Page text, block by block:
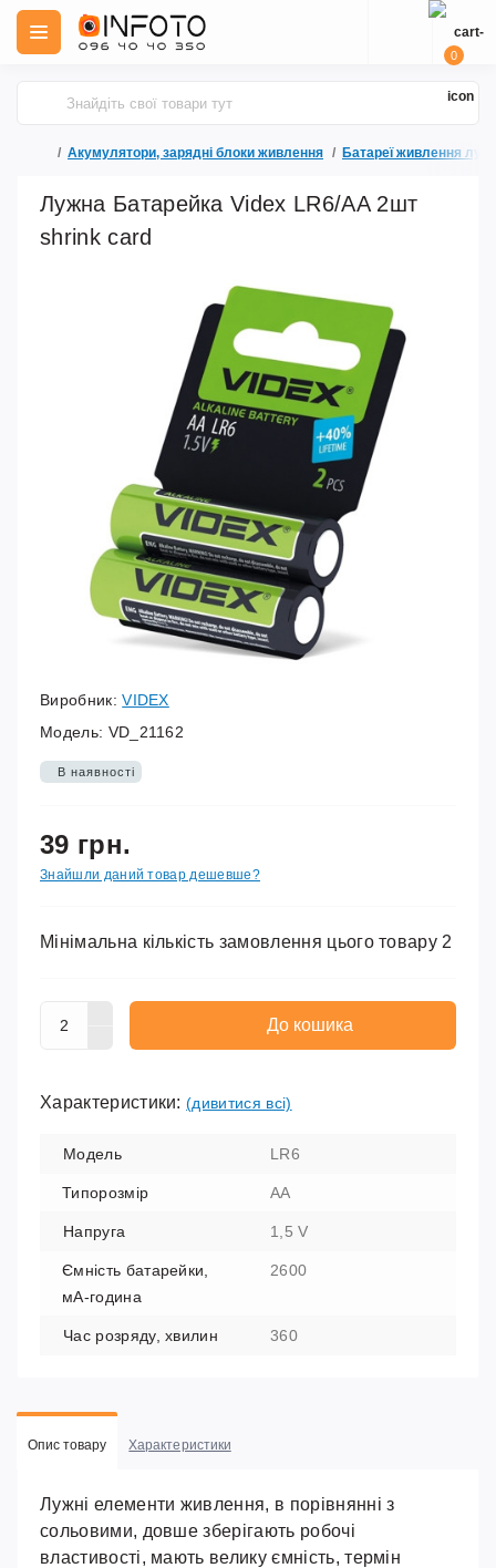
0
Акумулятори, зарядні блоки живлення Батареї живлення
Лужна Батарейка Videx LR6/AA 2шт
shrink card
Виробник: VIDEX
Модель: VD_21162
В наявності
39 грн.
Знайшли даний товар дешевше?
Мінімальна кількість замовлення цього товару 2
До кошика
Характеристики: (дивитися всі)
Модель LR6
Типорозмір AA
Напруга 1,5 V
Ємність батарейки,
мА-година
2600
Час розряду, хвилин 360
Опис товару Характеристики
Лужні елементи живлення, в порівнянні з
сольовими, довше зберігають робочі
властивості, мають велику ємність, термін